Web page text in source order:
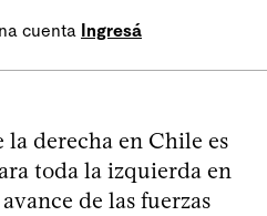
cuenta Ingresá
derecha en Chile es
toda la izquierda en
de las fuerzas